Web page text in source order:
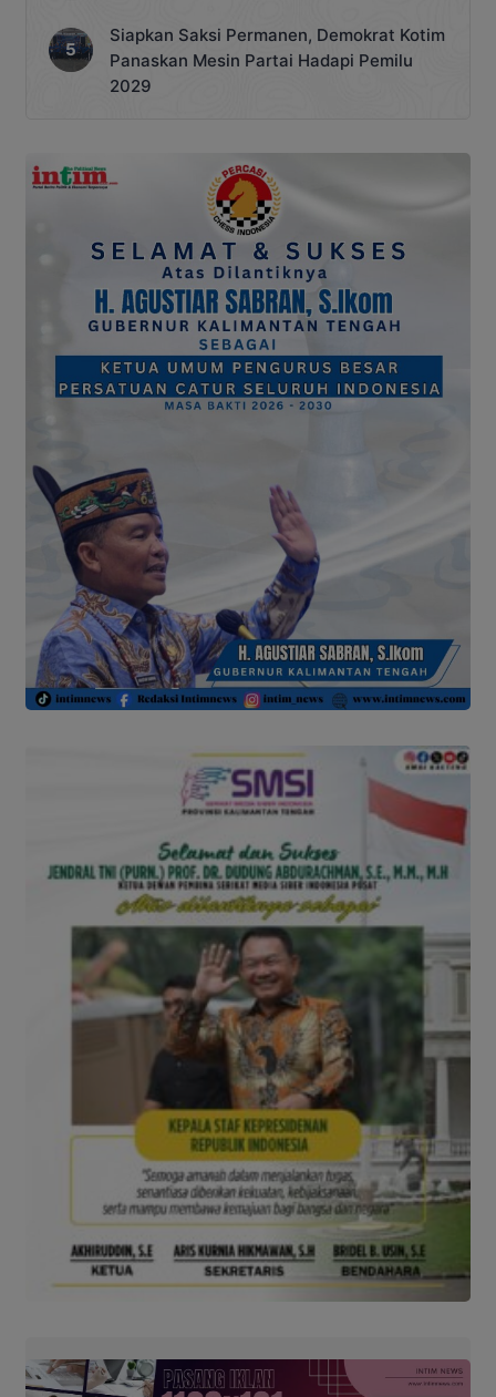
Siapkan Saksi Permanen, Demokrat Kotim
Panaskan Mesin Partai Hadapi Pemilu
2029